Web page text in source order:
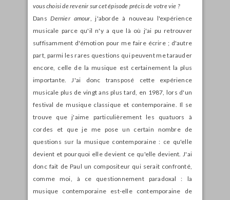
vous choisi de revenir sur cet épisode précis de votre vie ?
DansDernier amour, j'aborde à nouveau l'expérience
musicale parce qu'il n'y a que là où j'ai pu retrouver
suffisamment d'émotion pour me faire écrire ; d'autre
part, parmi les rares questions qui peuvent me tarauder
encore, celle de la musique est certainement la plus
importante. J'ai donc transposé cette expérience
musicale plus de vingt ans plus tard, en 1987, lors d'un
festival de musique classique et contemporaine. Il se
trouve que j'aime particulièrement les quatuors à
cordes et que je me pose un certain nombre de
questions sur la musique contemporaine : ce qu'elle
devient et pourquoi elle devient ce qu'elle devient. J'ai
donc fait de Paul un compositeur qui serait confronté,
comme moi, à ce questionnement paradoxal : la
musique contemporaine est-elle contemporaine de